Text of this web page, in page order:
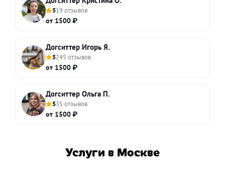
519 отзывов
от 1500 ₽
Догситтер Игорь Я.
5245 отзывов
от 1500 ₽
Догситтер Ольга П.
535 отзывов
от 1500 ₽
Услуги в Москве